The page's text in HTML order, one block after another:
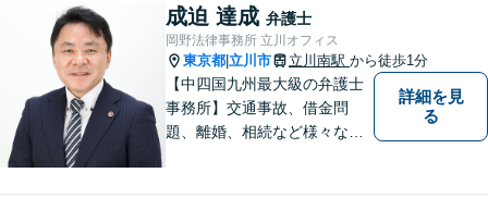
成迫 達成 弁護士
岡野法律事務所 立川オフィス
東京都 立川市 立川南駅 から徒歩1分
【中四国九州最大級の弁護士
事務所】交通事故、借金問
題、離婚、相続など様々な問
詳細を見
る